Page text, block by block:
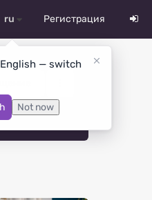
ru
English
Español
Український
Регистрация
— switch
Not now